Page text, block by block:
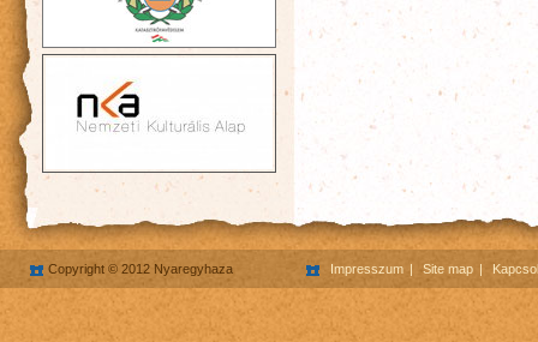
Copyright © 2012 Nyaregyhaza Impresszum Site map